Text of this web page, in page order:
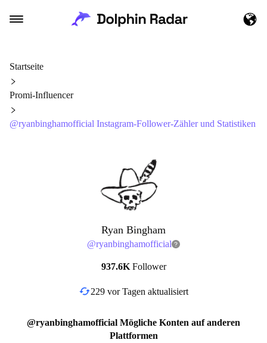
Startseite
Promi-Influencer
@ryanbinghamofficial Instagram-Follower-Zähler und Statistiken
Ryan Bingham
@ryanbinghamofficial
937.6K Follower
229 vor Tagen aktualisiert
@ryanbinghamofficial Mögliche Konten auf anderen
Plattformen